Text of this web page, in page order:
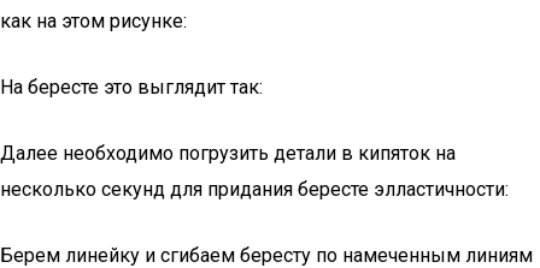
как на этом рисунке:
На бересте это выглядит так:
Далее необходимо погрузить детали в кипяток на
несколько секунд для придания бересте элластичности:
Берем линейку и сгибаем бересту по намеченным линиям